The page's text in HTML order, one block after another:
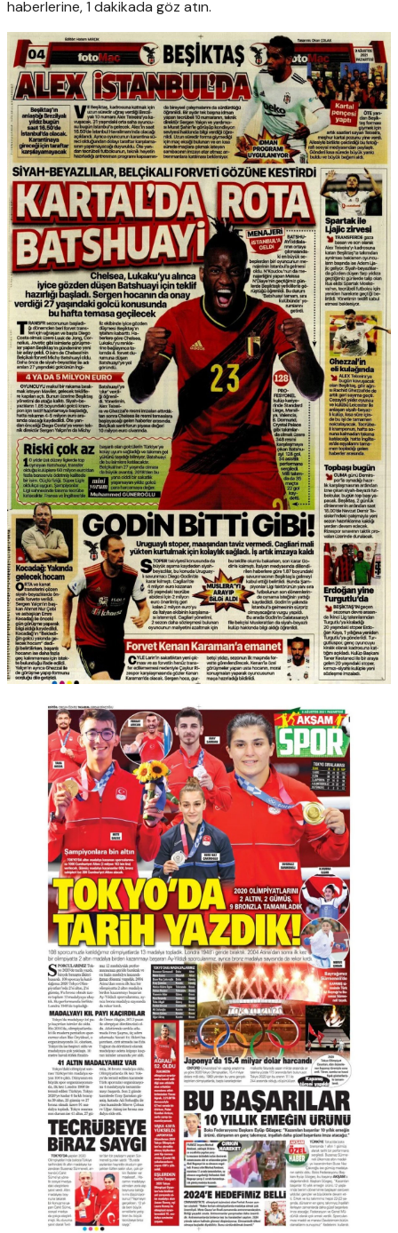
haberlerine, 1 dakikada göz atın.